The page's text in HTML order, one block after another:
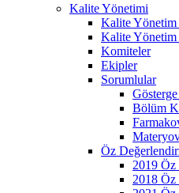
Kalite Yönetimi
Kalite
Kalite Yönetim
Komiteler
Ekipler
Sorumlular
Bölüm
Öz
2019 Öz
2018 Öz